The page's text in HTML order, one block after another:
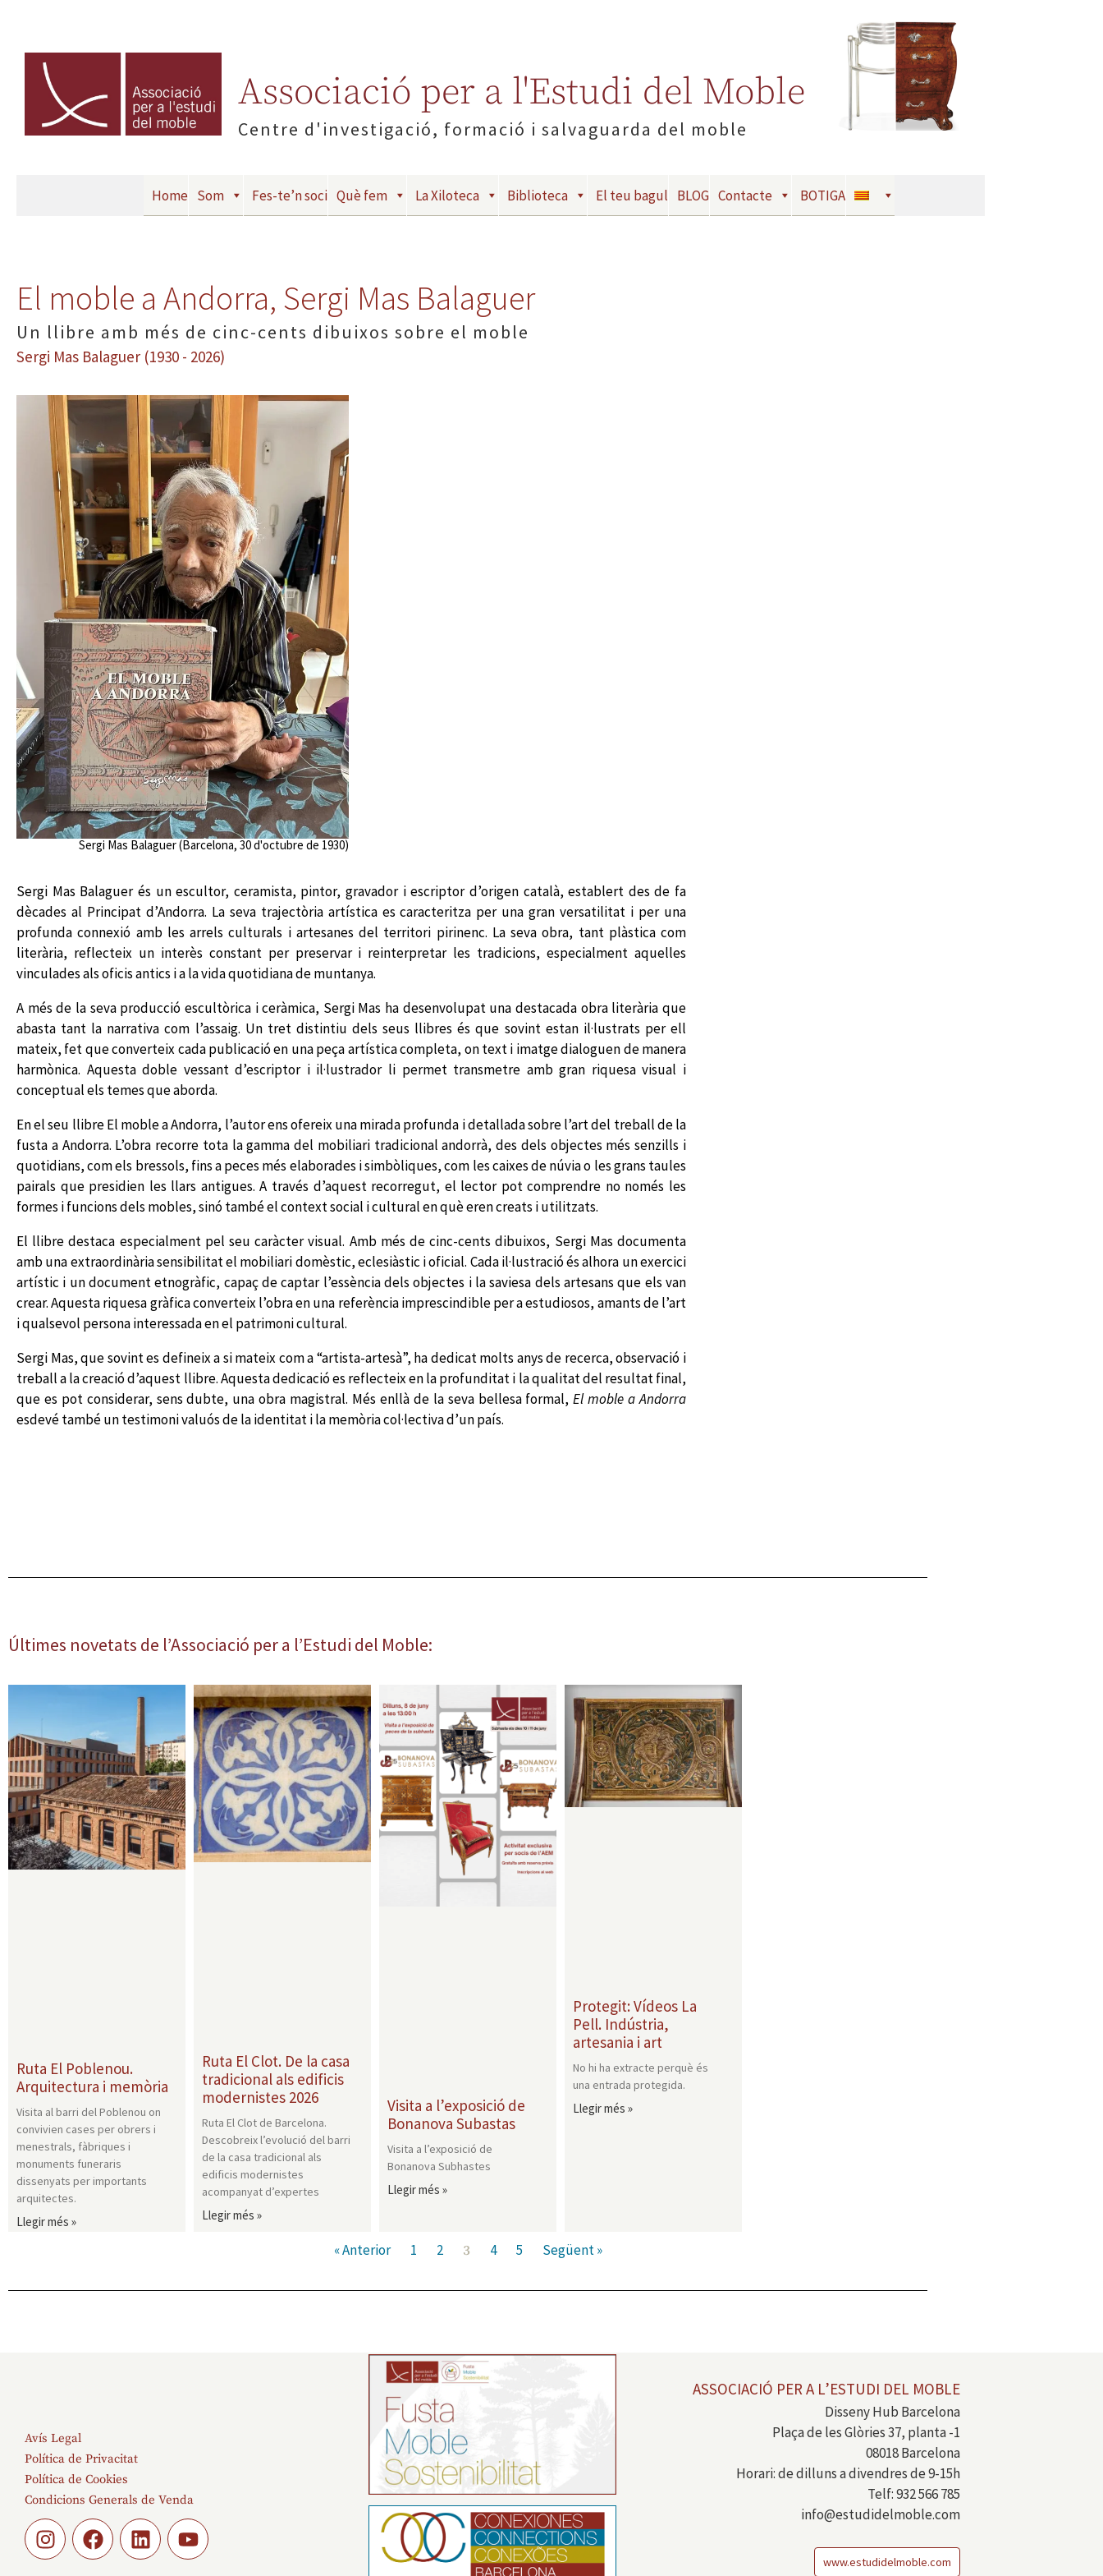
Associació per a l'Estudi del Moble
Centre d'investigació, formació i salvaguarda del moble
Home Som Fes-te’n soci Què fem La Xiloteca Biblioteca El teu bagul BLOG Contacte BOTIGA
El moble a Andorra, Sergi Mas Balaguer
Un llibre amb més de cinc-cents dibuixos sobre el moble
Sergi Mas Balaguer (1930 - 2026)
Sergi Mas Balaguer (Barcelona, 30 d'octubre de 1930)
Sergi Mas Balaguer és un escultor, ceramista, pintor, gravador i escriptor d’origen català, establert des de fa
dècades al Principat d’Andorra. La seva trajectòria artística es caracteritza per una gran versatilitat i per una
profunda connexió amb les arrels culturals i artesanes del territori pirinenc. La seva obra, tant plàstica com
literària, reflecteix un interès constant per preservar i reinterpretar les tradicions, especialment aquelles
vinculades als oficis antics i a la vida quotidiana de muntanya.
A més de la seva producció escultòrica i ceràmica, Sergi Mas ha desenvolupat una destacada obra literària que
abasta tant la narrativa com l’assaig. Un tret distintiu dels seus llibres és que sovint estan il·lustrats per ell
mateix, fet que converteix cada publicació en una peça artística completa, on text i imatge dialoguen de manera
harmònica. Aquesta doble vessant d’escriptor i il·lustrador li permet transmetre amb gran riquesa visual i
conceptual els temes que aborda.
En el seu llibreEl moble a Andorra, l’autor ens ofereix una mirada profunda i detallada sobre l’art del treball de la
fusta a Andorra. L’obra recorre tota la gamma del mobiliari tradicional andorrà, des dels objectes més senzills i
quotidians, com els bressols, fins a peces més elaborades i simbòliques, com les caixes de núvia o les grans taules
pairals que presidien les llars antigues. A través d’aquest recorregut, el lector pot comprendre no només les
formes i funcions dels mobles, sinó també el context social i cultural en què eren creats i utilitzats.
El llibre destaca especialment pel seu caràcter visual. Amb més de cinc-cents dibuixos, Sergi Mas documenta
amb una extraordinària sensibilitat el mobiliari domèstic, eclesiàstic i oficial. Cada il·lustració és alhora un exercici
artístic i un document etnogràfic, capaç de captar l’essència dels objectes i la saviesa dels artesans que els van
crear. Aquesta riquesa gràfica converteix l’obra en una referència imprescindible per a estudiosos, amants de l’art
i qualsevol persona interessada en el patrimoni cultural.
Sergi Mas, que sovint es defineix a si mateix com a “artista-artesà”, ha dedicat molts anys de recerca, observació i
treball a la creació d’aquest llibre. Aquesta dedicació es reflecteix en la profunditat i la qualitat del resultat final,
que es pot considerar, sens dubte, una obra magistral. Més enllà de la seva bellesa formal,El moble a Andorra
esdevé també un testimoni valuós de la identitat i la memòria col·lectiva d’un país.
Últimes novetats de l’Associació per a l’Estudi del Moble:
Ruta El Poblenou.
Arquitectura i memòria
Visita al barri del Poblenou on
convivien cases per obrers i
menestrals, fàbriques i
monuments funeraris
dissenyats per importants
arquitectes.
Llegir més »
Ruta El Clot. De la casa
tradicional als edificis
modernistes 2026
Ruta El Clot de Barcelona.
Descobreix l’evolució del barri
de la casa tradicional als
edificis modernistes
acompanyat d’expertes
Llegir més »
Visita a l’exposició de
Bonanova Subastas
Visita a l’exposició de
Bonanova Subhastes
Llegir més »
Protegit: Vídeos La
Pell. Indústria,
artesania i art
No hi ha extracte perquè és
una entrada protegida.
Llegir més »
« Anterior 1 2 3 4 5 Següent »
Avís Legal
Política de Privacitat
Política de Cookies
Condicions Generals de Venda
ASSOCIACIÓ PER A L’ESTUDI DEL MOBLE
Disseny Hub Barcelona
Plaça de les Glòries 37, planta -1
08018 Barcelona
Horari: de dilluns a divendres de 9-15h
Telf: 932 566 785
info@estudidelmoble.com
www.estudidelmoble.com